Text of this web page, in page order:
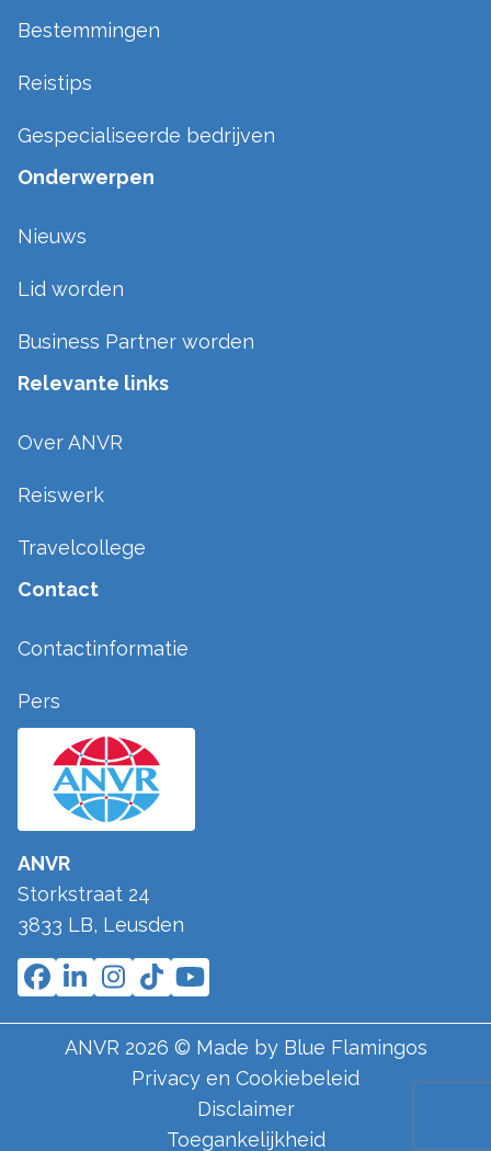
ANVR
Storkstraat 24
3833 LB, Leusden
Bestemmingen
Reistips
Gespecialiseerde bedrijven
Onderwerpen
Nieuws
Lid worden
Business Partner worden
Relevante links
Over ANVR
Reiswerk
Travelcollege
Contact
Contactinformatie
Pers
ANVR 2026 © Made by Blue Flamingos
Privacy en Cookiebeleid
Disclaimer
Toegankelijkheid